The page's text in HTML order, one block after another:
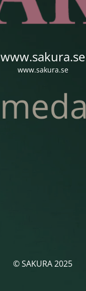
www.sakura.se
www.sakura.se
© SAKURA 2025